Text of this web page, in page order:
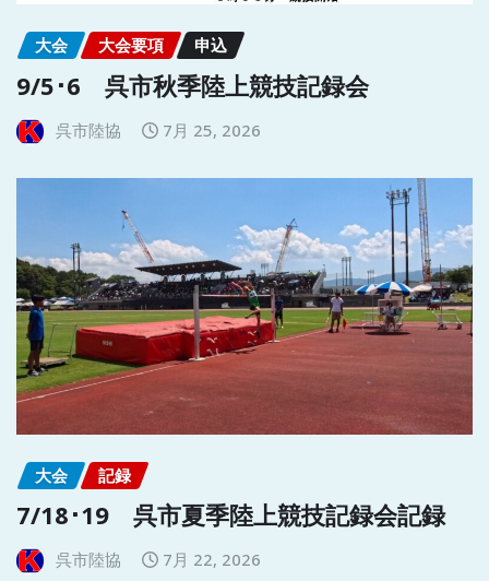
大会 大会要項 申込
9/5･6 呉市秋季陸上競技記録会
呉市陸協 7月 25, 2026
大会 記録
7/18･19 呉市夏季陸上競技記録会記録
呉市陸協 7月 22, 2026